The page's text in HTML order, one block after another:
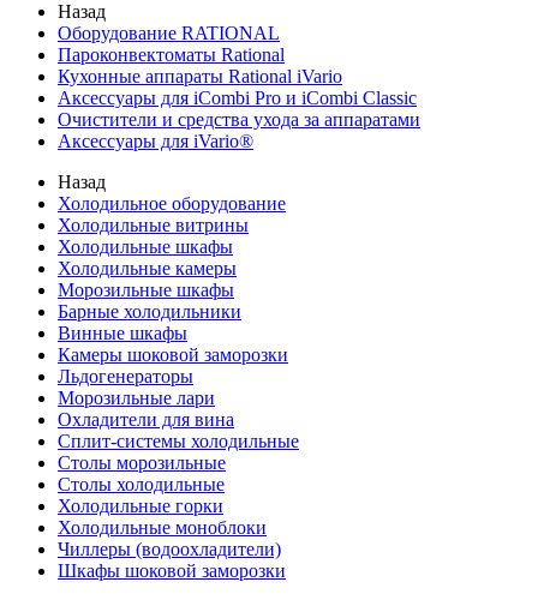
Назад
Оборудование RATIONAL
Пароконвектоматы Rational
Кухонные аппараты Rational iVario
Аксессуары для iCombi Pro и iCombi Classic
Очистители и средства ухода за аппаратами
Аксессуары для iVario®
Назад
Холодильное оборудование
Холодильные витрины
Холодильные шкафы
Холодильные камеры
Морозильные шкафы
Барные холодильники
Винные шкафы
Камеры шоковой заморозки
Льдогенераторы
Морозильные лари
Охладители для вина
Сплит-системы холодильные
Столы морозильные
Столы холодильные
Холодильные горки
Холодильные моноблоки
Чиллеры (водоохладители)
Шкафы шоковой заморозки